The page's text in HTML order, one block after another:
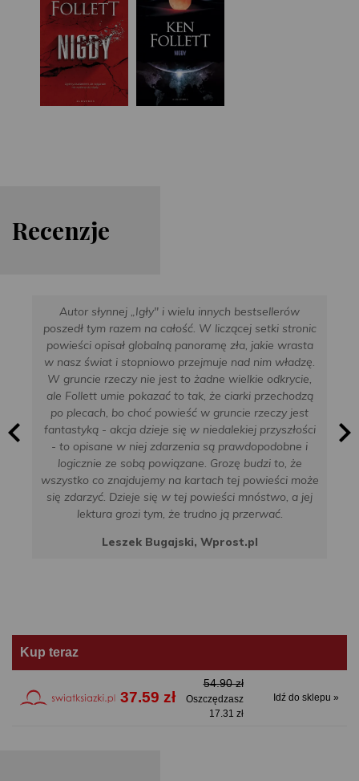
Recenzje
Autor słynnej „Igły" i wielu innych bestsellerów
poszedł tym razem na całość. W liczącej setki stronic
powieści opisał globalną panoramę zła, jakie wrasta
w nasz świat i stopniowo przejmuje nad nim władzę.
W gruncie rzeczy nie jest to żadne wielkie odkrycie,
ale Follett umie pokazać to tak, że ciarki przechodzą
po plecach, bo choć powieść w gruncie rzeczy jest
fantastyką - akcja dzieje się w niedalekiej przyszłości
- to opisane w niej zdarzenia są prawdopodobne i
logicznie ze sobą powiązane. Grozę budzi to, że
wszystko co znajdujemy na kartach tej powieści może
się zdarzyć. Dzieje się w tej powieści mnóstwo, a jej
lektura grozi tym, że trudno ją przerwać.
Leszek Bugajski, Wprost.pl
Kup teraz
37.59 zł
54.90 zł
Oszczędzasz
17.31 zł
Idź do sklepu »